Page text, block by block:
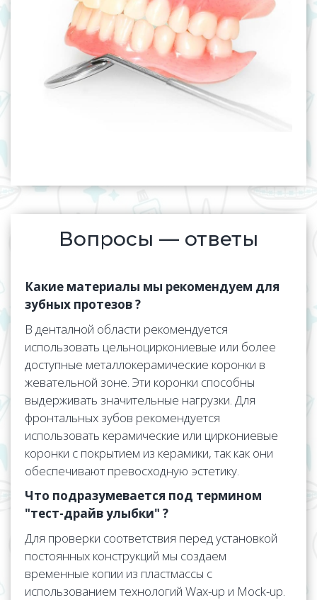
Вопросы — ответы
Какие материалы мы рекомендуем для
зубных протезов ?
В денталной области рекомендуется
использовать цельноциркониевые или более
доступные металлокерамические коронки в
жевательной зоне. Эти коронки способны
выдерживать значительные нагрузки. Для
фронтальных зубов рекомендуется
использовать керамические или циркониевые
коронки с покрытием из керамики, так как они
обеспечивают превосходную эстетику.
Что подразумевается под термином
"тест-драйв улыбки" ?
Для проверки соответствия перед установкой
постоянных конструкций мы создаем
временные копии из пластмассы с
использованием технологий Wax-up и Mock-up.